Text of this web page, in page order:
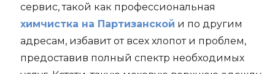
сервис, такой как профессиональная
химчистка на Партизанской и по другим
адресам, избавит от всех хлопот и проблем,
предоставив полный спектр необходимых